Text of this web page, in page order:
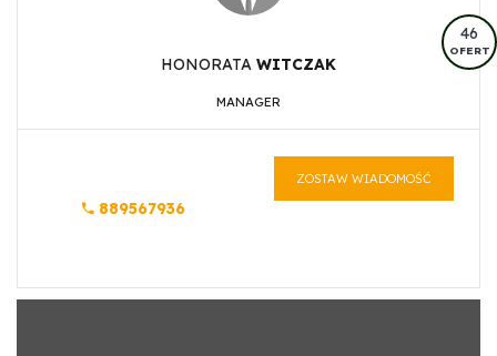
46
OFERT
HONORATA WITCZAK
MANAGER
889567936
ZOSTAW WIADOMOŚĆ